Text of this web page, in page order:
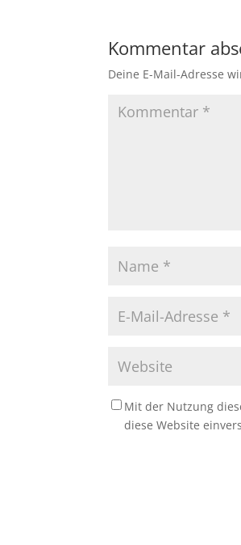
Kommentar
Deine E-Mail-Adresse
Mit der Nutzung
diese Website